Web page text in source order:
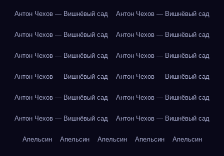
Антон Чехов — Вишнёвый сад Антон Чехов — Вишнёвый сад
Антон Чехов — Вишнёвый сад Антон Чехов — Вишнёвый сад
Антон Чехов — Вишнёвый сад Антон Чехов — Вишнёвый сад
Антон Чехов — Вишнёвый сад Антон Чехов — Вишнёвый сад
Антон Чехов — Вишнёвый сад Антон Чехов — Вишнёвый сад
Антон Чехов — Вишнёвый сад Антон Чехов — Вишнёвый сад
Апельсин Апельсин Апельсин Апельсин Апельсин